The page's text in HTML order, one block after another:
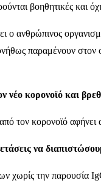
βοηθητικές και
ο ανθρώπινος
παραμένουν στον
νέο κορονοϊό και
τον κορονοϊό αφήνει
να
χωρίς την παρουσία